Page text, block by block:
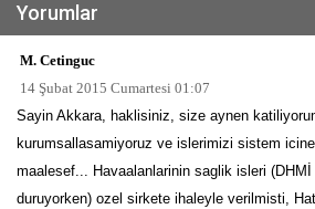
Yorumlar
M. Cetinguc
14 Şubat 2015 Cumartesi 01:07
Sayin Akkara, haklisiniz, size aynen
kurumsallasamiyoruz ve islerimizi sistem
maalesef... Havaalanlarinin saglik isleri
duruyorken) ozel sirkete ihaleyle verilmisti,